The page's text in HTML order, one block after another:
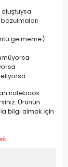
oluştuysa
gelmeme)
notebook
Ürünün
bilgi almak için